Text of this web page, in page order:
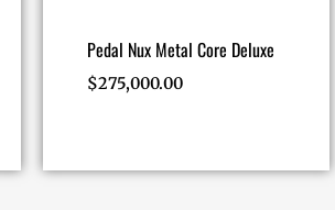
Pedal Nux Metal Core Deluxe
$275,000.00